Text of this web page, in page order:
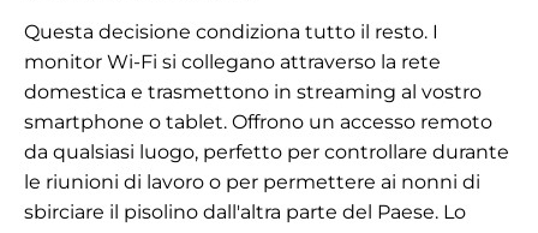
Questa decisione condiziona tutto il resto. I
monitor Wi-Fi si collegano attraverso la rete
domestica e trasmettono in streaming al vostro
smartphone o tablet. Offrono un accesso remoto
da qualsiasi luogo, perfetto per controllare durante
le riunioni di lavoro o per permettere ai nonni di
sbirciare il pisolino dall'altra parte del Paese. Lo